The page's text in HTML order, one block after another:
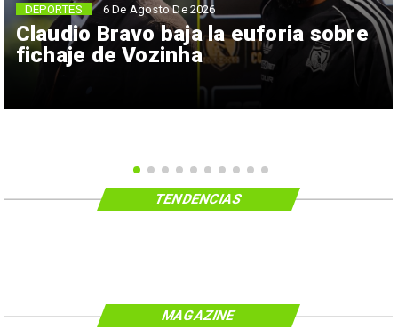
Claudio Bravo baja la euforia sobre
fichaje de Vozinha
DEPORTES 6 De Agosto De 2026
TENDENCIAS
MAGAZINE